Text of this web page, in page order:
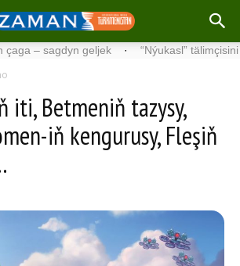
geljek · “Nýukasl” tälimçisini täzeledi ·
iti, Betmeniň tazysy,
iň kengurusy, Fleşiň